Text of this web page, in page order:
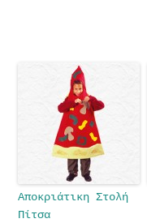
Αποκριάτικη Στολή
Πίτσα